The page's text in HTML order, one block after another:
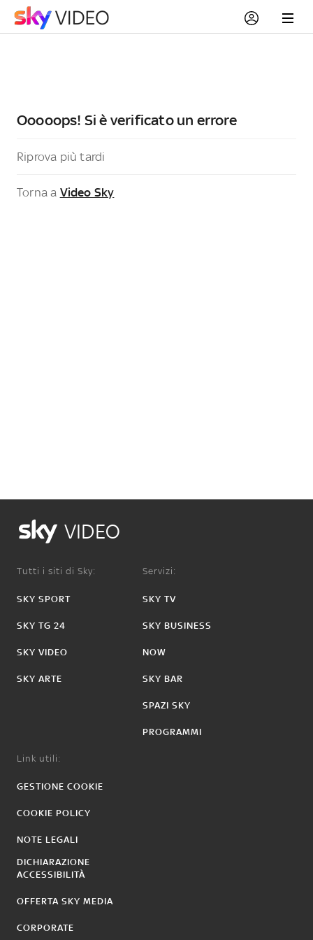
Ooooops! Si è verificato un errore
Riprova più tardi
Torna a Video Sky
VIDEO
Tutti i siti di Sky:
SKY SPORT
SKY TG 24
SKY VIDEO
SKY ARTE
Servizi:
SKY TV
SKY BUSINESS
NOW
SKY BAR
SPAZI SKY
PROGRAMMI
Link utili:
GESTIONE COOKIE
COOKIE POLICY
NOTE LEGALI
DICHIARAZIONE
ACCESSIBILITÀ
OFFERTA SKY MEDIA
CORPORATE